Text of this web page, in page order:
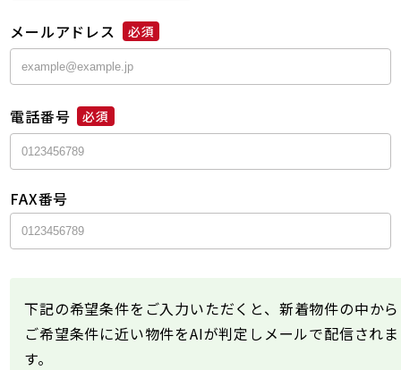
メールアドレス 必須
電話番号 必須
FAX番号
下記の希望条件をご入力いただくと、新着物件の中から
ご希望条件に近い物件をAIが判定しメールで配信されま
す。